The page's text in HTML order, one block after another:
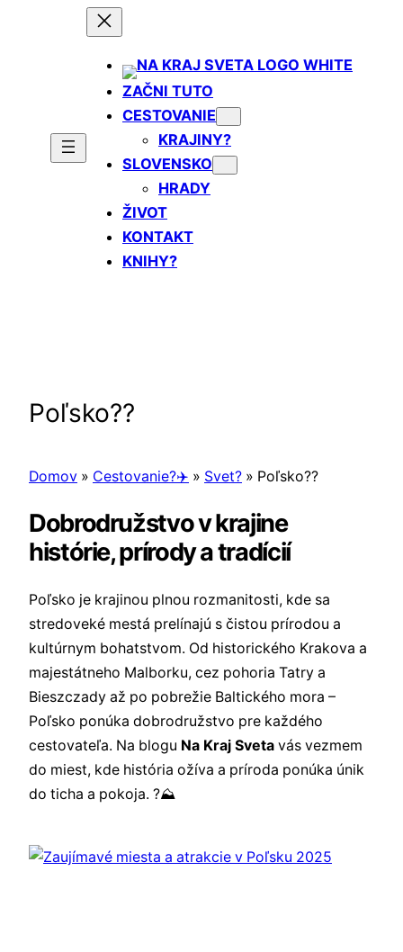
ZAČNI TUTO
CESTOVANIE
KRAJINY?
SLOVENSKO
HRADY
ŽIVOT
KONTAKT
KNIHY?
Poľsko??
Domov » Cestovanie?✈️ » Svet? » Poľsko??
Dobrodružstvo v krajine
histórie, prírody a tradícií
Poľsko je krajinou plnou rozmanitosti, kde sa
stredoveké mestá prelínajú s čistou prírodou a
kultúrnym bohatstvom. Od historického Krakova a
majestátneho Malborku, cez pohoria Tatry a
Bieszczady až po pobrežie Baltického mora –
Poľsko ponúka dobrodružstvo pre každého
cestovateľa. Na blogu Na Kraj Sveta vás vezmem
do miest, kde história ožíva a príroda ponúka únik
do ticha a pokoja. ?⛰️